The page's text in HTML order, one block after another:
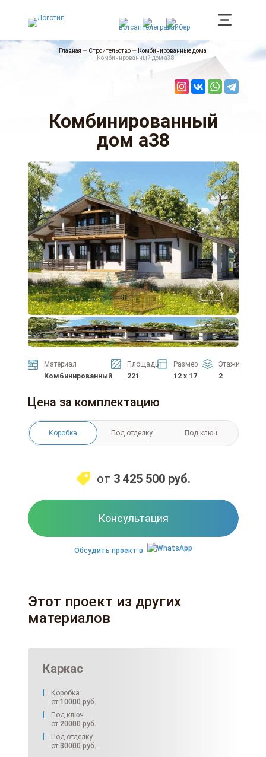
Главная — Строительство— Комбинированные дома
— Комбинированный дом а38
Комбинированный
дом а38
Материал
Комбинированный
Площадь
221
Размер
12 x 17
Этажи
2
Цена за комплектацию
Коробка Под отделку Под ключ
от 3 425 500 руб.
Консультация
Обсудить проект в
Этот проект из других
материалов
Каркас
Коробка
от 10000 руб.
Под ключ
от 20000 руб.
Под отделку
от 30000 руб.